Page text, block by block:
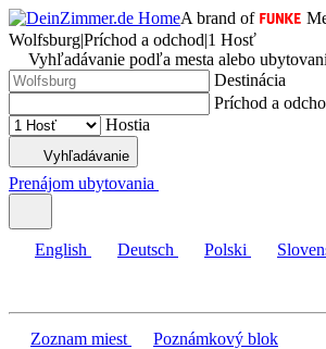
A brand of
Wolfsburg|Príchod a odchod|1 Hosť
Vyhľadávanie podľa mesta alebo
Destinácia
Príchod a
Hostia
Vyhľadávanie
Prenájom ubytovania
English Deutsch Polski
Zoznam miest Poznámkový blok